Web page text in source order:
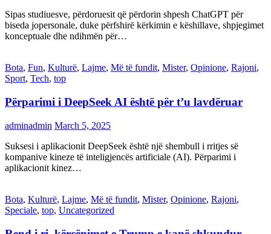
Sipas studiuesve, përdoruesit që përdorin shpesh ChatGPT për
biseda jopersonale, duke përfshirë kërkimin e këshillave, shpjegimet
konceptuale dhe ndihmën për…
Bota, Fun, Kulturë, Lajme, Më të fundit, Mister, Opinione, Rajoni,
Sport, Tech, top
Përparimi i DeepSeek AI është për t’u lavdëruar
adminadmin March 5, 2025
Suksesi i aplikacionit DeepSeek është një shembull i rritjes së
kompanive kineze të inteligjencës artificiale (AI). Përparimi i
aplikacionit kinez…
Bota, Kulturë, Lajme, Më të fundit, Mister, Opinione, Rajoni,
Speciale, top, Uncategorized